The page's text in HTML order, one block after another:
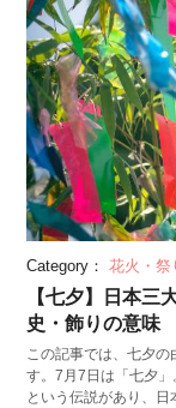
Category： 花火・祭
【七夕】日本三
史・飾りの意味
この記事では、七夕の
す。7月7日は「七夕
という伝説があり、